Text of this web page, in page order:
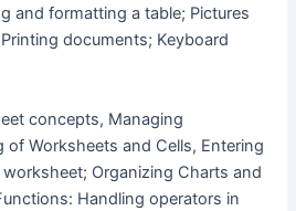
and formatting a table; Pictures
documents; Keyboard
concepts, Managing
Worksheets and Cells, Entering
Organizing Charts and
Handling operators in